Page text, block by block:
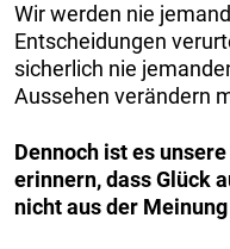
Wir werden nie
Entscheidungen
sicherlich nie
Aussehen verändern
Dennoch ist es
erinnern, dass Glück
nicht aus der